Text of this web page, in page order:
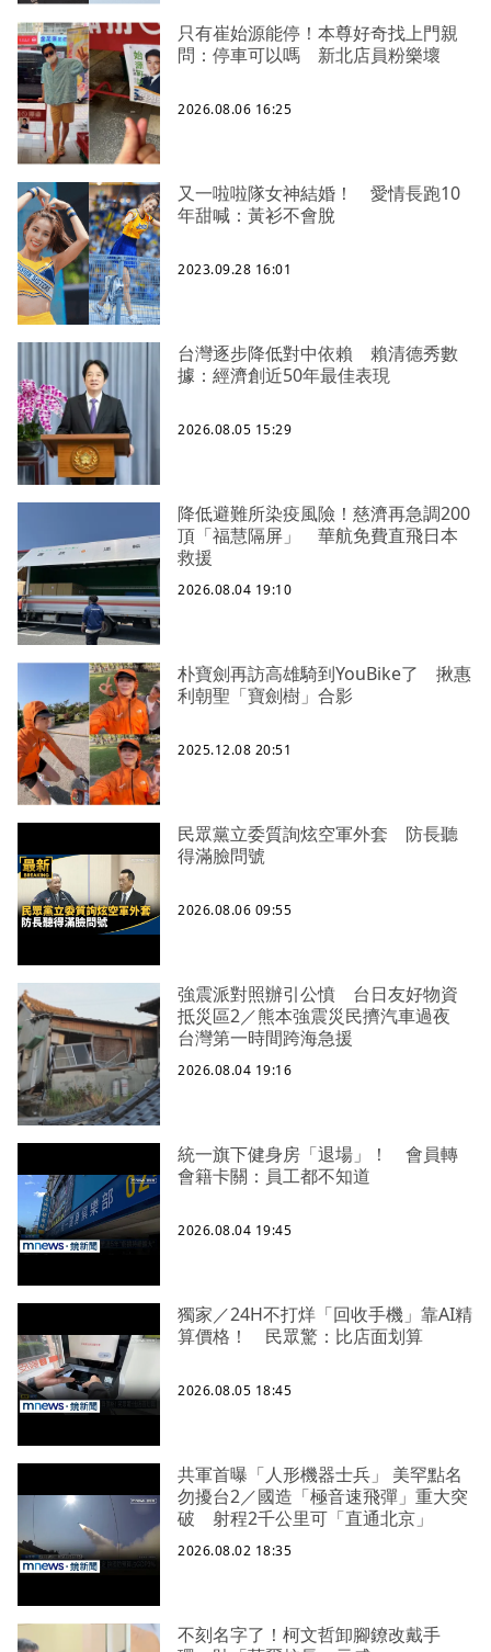
只有崔始源能停！本尊好奇找上門親
問：停車可以嗎 新北店員粉樂壞
2026.08.06 16:25
又一啦啦隊女神結婚！ 愛情長跑10
年甜喊：黃衫不會脫
2023.09.28 16:01
台灣逐步降低對中依賴 賴清德秀數
據：經濟創近50年最佳表現
2026.08.05 15:29
降低避難所染疫風險！慈濟再急調200
頂「福慧隔屏」 華航免費直飛日本
救援
2026.08.04 19:10
朴寶劍再訪高雄騎到YouBike了 揪惠
利朝聖「寶劍樹」合影
2025.12.08 20:51
民眾黨立委質詢炫空軍外套 防長聽
得滿臉問號
2026.08.06 09:55
強震派對照辦引公憤 台日友好物資
抵災區2／熊本強震災民擠汽車過夜
台灣第一時間跨海急援
2026.08.04 19:16
統一旗下健身房「退場」！ 會員轉
會籍卡關：員工都不知道
2026.08.04 19:45
獨家／24H不打烊「回收手機」靠AI精
算價格！ 民眾驚：比店面划算
2026.08.05 18:45
共軍首曝「人形機器士兵」 美罕點名
勿擾台2／國造「極音速飛彈」重大突
破 射程2千公里可「直通北京」
2026.08.02 18:35
不刻名字了！柯文哲卸腳鐐改戴手